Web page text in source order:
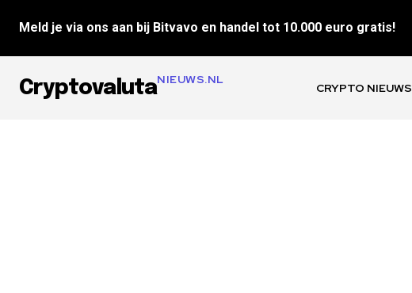
Meld je via ons aan bij Bitvavo en handel tot 10.000 euro gratis!
CryptovalutaNIEUWS.NL
CRYPTO NIEUWS